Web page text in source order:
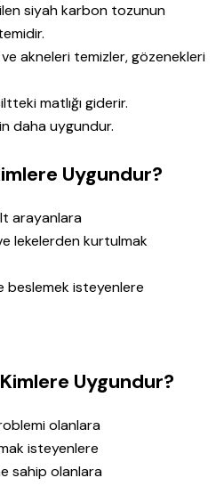
siyah karbon tozunun
akneleri temizler, gözenekleri
matlığı giderir.
daha uygundur.
Uygundur?
arayanlara
lekelerden kurtulmak
beslemek isteyenlere
Uygundur?
olanlara
isteyenlere
sahip olanlara